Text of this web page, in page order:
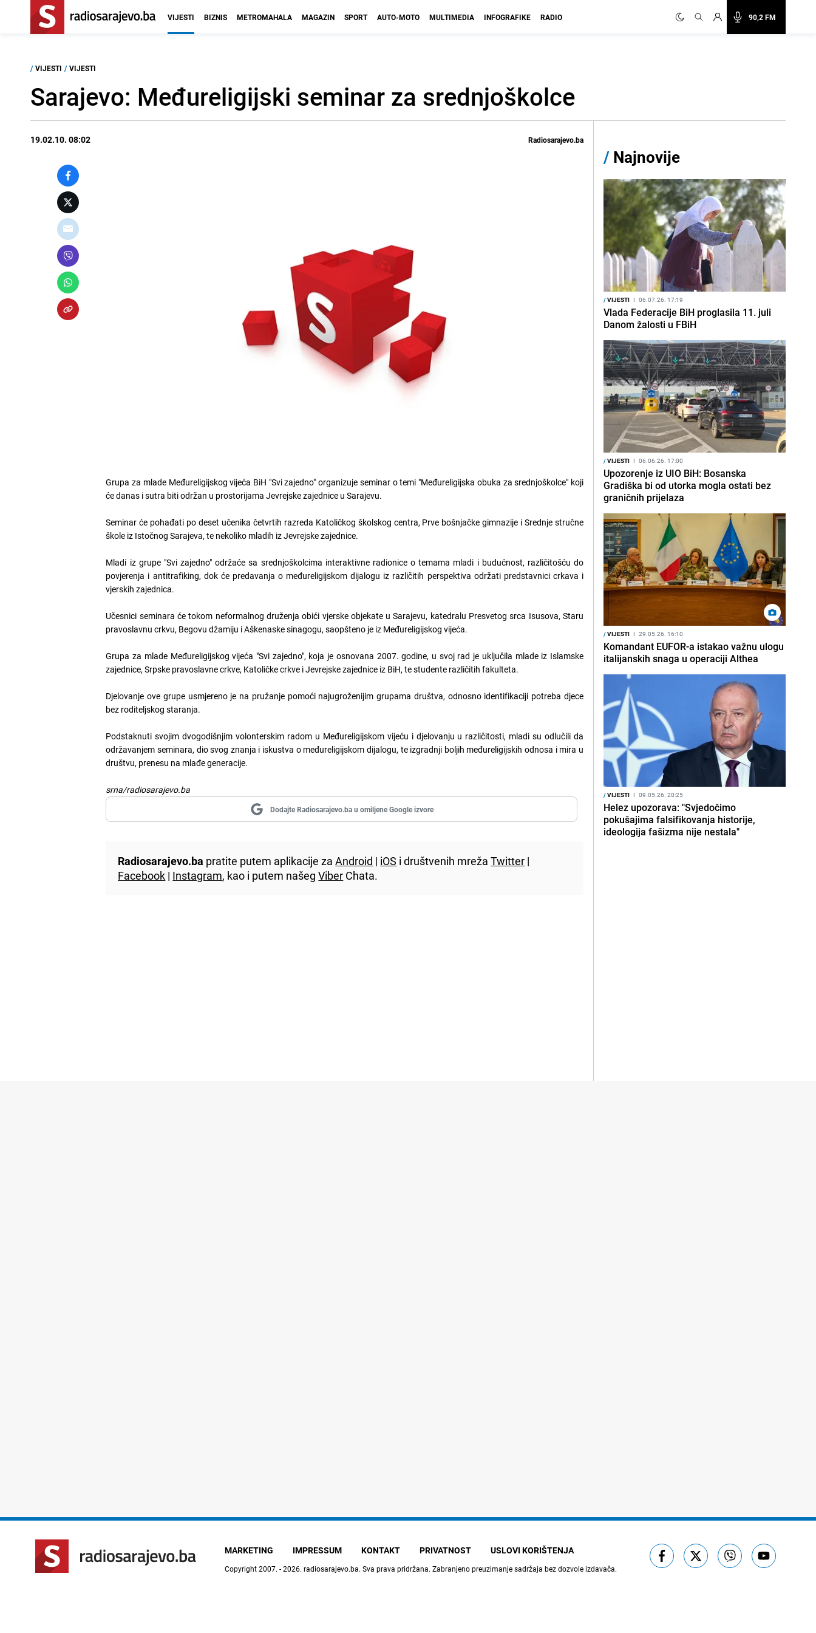
90,2 FM
VIJESTI BIZNIS METROMAHALA MAGAZIN SPORT AUTO-MOTO MULTIMEDIA INFOGRAFIKE RADIO
/ VIJESTI / VIJESTI
Sarajevo: Međureligijski seminar za srednjoškolce
19.02.10. 08:02 Radiosarajevo.ba
Grupa za mlade Međureligijskog vijeća BiH "Svi zajedno" organizuje seminar o temi "Međureligijska obuka za srednjoškolce" koji
će danas i sutra biti održan u prostorijama Jevrejske zajednice u Sarajevu.
Seminar će pohađati po deset učenika četvrtih razreda Katoličkog školskog centra, Prve bošnjačke gimnazije i Srednje stručne
škole iz Istočnog Sarajeva, te nekoliko mladih iz Jevrejske zajednice.
Mladi iz grupe "Svi zajedno" održaće sa srednjoškolcima interaktivne radionice o temama mladi i budućnost, različitošću do
povjerenja i antitrafiking, dok će predavanja o međureligijskom dijalogu iz različitih perspektiva održati predstavnici crkava i
vjerskih zajednica.
Učesnici seminara će tokom neformalnog druženja obići vjerske objekate u Sarajevu, katedralu Presvetog srca Isusova, Staru
pravoslavnu crkvu, Begovu džamiju i Aškenaske sinagogu, saopšteno je iz Međureligijskog vijeća.
Grupa za mlade Međureligijskog vijeća "Svi zajedno", koja je osnovana 2007. godine, u svoj rad je uključila mlade iz Islamske
zajednice, Srpske pravoslavne crkve, Katoličke crkve i Jevrejske zajednice iz BiH, te studente različitih fakulteta.
Djelovanje ove grupe usmjereno je na pružanje pomoći najugroženijim grupama društva, odnosno identifikaciji potreba djece
bez roditeljskog staranja.
Podstaknuti svojim dvogodišnjim volonterskim radom u Međureligijskom vijeću i djelovanju u različitosti, mladi su odlučili da
održavanjem seminara, dio svog znanja i iskustva o međureligijskom dijalogu, te izgradnji boljih međureligijskih odnosa i mira u
društvu, prenesu na mlađe generacije.
srna/radiosarajevo.ba
Dodajte Radiosarajevo.ba u omiljene Google izvore
Radiosarajevo.ba pratite putem aplikacije zaAndroid | iOS i društvenih mrežaTwitter |
Facebook | Instagram, kao i putem našegViber Chata.
/ Najnovije
/VIJESTI I 06.07.26. 17:19
Vlada Federacije BiH proglasila 11. juli
Danom žalosti u FBiH
/VIJESTI I 06.06.26. 17:00
Upozorenje iz UIO BiH: Bosanska
Gradiška bi od utorka mogla ostati bez
graničnih prijelaza
/VIJESTI I 29.05.26. 16:10
Komandant EUFOR-a istakao važnu ulogu
italijanskih snaga u operaciji Althea
/VIJESTI I 09.05.26. 20:25
Helez upozorava: "Svjedočimo
pokušajima falsifikovanja historije,
ideologija fašizma nije nestala"
MARKETING IMPRESSUM KONTAKT PRIVATNOST USLOVI KORIŠTENJA
Copyright 2007. - 2026. radiosarajevo.ba. Sva prava pridržana. Zabranjeno preuzimanje sadržaja bez dozvole izdavača.